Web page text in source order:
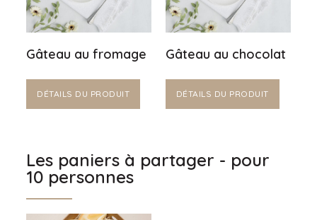
Gâteau au fromage
DÉTAILS DU PRODUIT
Gâteau au chocolat
DÉTAILS DU PRODUIT
Les paniers à partager - pour
10 personnes